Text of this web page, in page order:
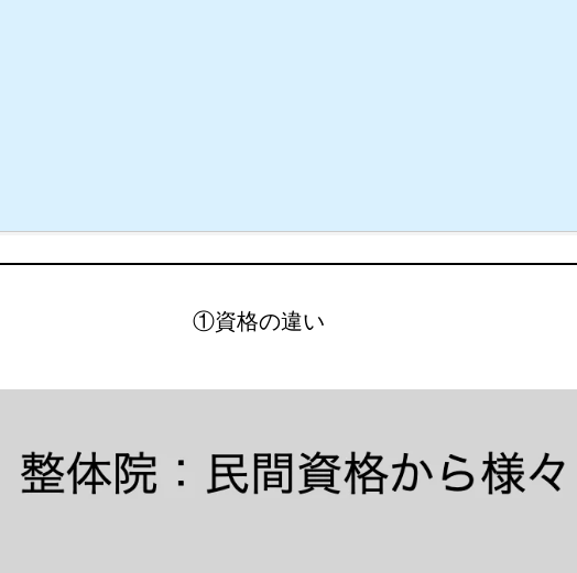
①資格の違い